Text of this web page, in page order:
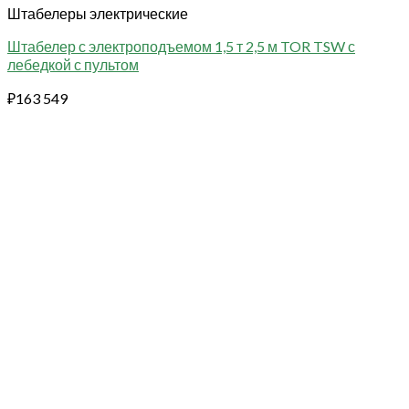
Штабелеры электрические
Штабелер с электроподъемом 1,5 т 2,5 м TOR TSW с
лебедкой с пультом
₽163 549